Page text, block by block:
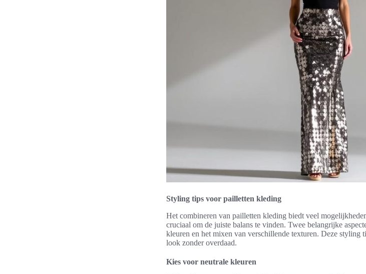
Styling tips voor pailletten kleding
Het combineren van pailletten kleding biedt veel
cruciaal om de juiste balans te vinden. Twee belangrijke
kleuren en het mixen van verschillende texturen. Deze styling
look zonder overdaad.
Kies voor neutrale kleuren